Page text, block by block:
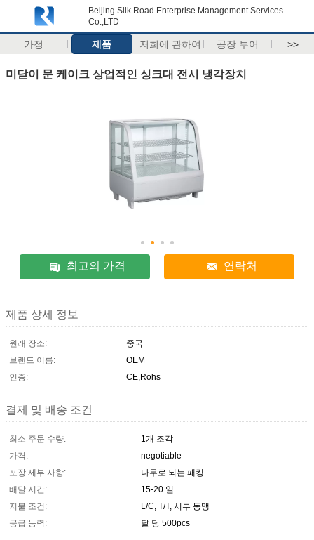
Beijing Silk Road Enterprise Management Services
Co.,LTD
가정 제품 저희에 관하여 공장 투어 >>
미닫이 문 케이크 상업적인 싱크대 전시 냉각장치
최고의 가격 연락처
제품 상세 정보
원래 장소:
중국
브랜드 이름:
OEM
인증:
CE,Rohs
결제 및 배송 조건
최소 주문 수량:
1개 조각
가격:
negotiable
포장 세부 사항:
나무로 되는 패킹
배달 시간:
15-20 일
지불 조건:
L/C, T/T, 서부 동맹
공급 능력:
달 당 500pcs